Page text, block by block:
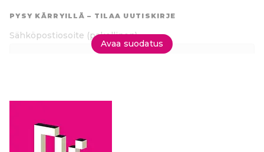
PYSY KÄRRYILLÄ – TILAA UUTISKIRJE
Sähköpostiosoite (pakollinen)
Avaa suodatus